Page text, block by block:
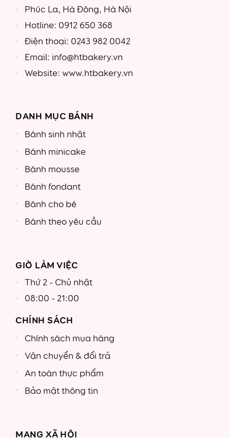
Phúc La, Hà Đông, Hà Nội
Hotline: 0912 650 368
Điện thoại: 0243 982 0042
Email: info@htbakery.vn
Website: www.htbakery.vn
DANH MỤC BÁNH
Bánh sinh nhật
Bánh minicake
Bánh mousse
Bánh fondant
Bánh cho bé
Bánh theo yêu cầu
GIỜ LÀM VIỆC
Thứ 2 - Chủ nhật
08:00 - 21:00
CHÍNH SÁCH
Chính sách mua hàng
Vận chuyển & đổi trả
An toàn thực phẩm
Bảo mật thông tin
MẠNG XÃ HỘI